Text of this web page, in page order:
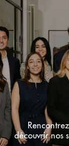
découvrir nos